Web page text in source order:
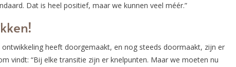
Dat is heel positief, maar we kunnen veel méér.”
heeft doorgemaakt, en nog steeds doormaakt, zijn er
vindt: “Bij elke transitie zijn er knelpunten. Maar we moeten nu